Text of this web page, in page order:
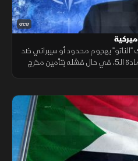
01:17
"الناتو" بهجوم محدود أو سيبراني ضد
دول البلطيق أو بولندا للتشكيك بالمادة الـ5، في حال فشله بتأمين مخرج